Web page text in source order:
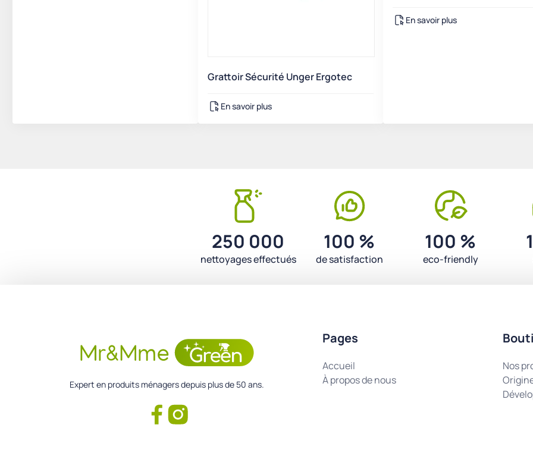
Grattoir Sécurité Unger Ergotec
En savoir plus
En savoir plus
250 000
nettoyages effectués
100 %
de satisfaction
100 %
eco-friendly
Expert en produits ménagers depuis plus de 50 ans.
Pages
Accueil
À propos de nous
Nos